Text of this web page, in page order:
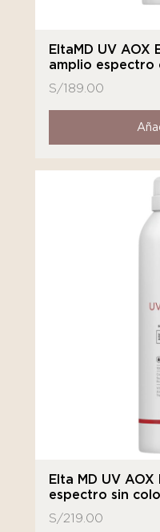
EltaMD UV AOX
amplio espectro
S/189.00
Elta MD UV
espectro sin
S/219.00